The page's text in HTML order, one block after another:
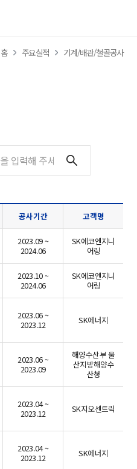
홈 주요실적 기계/배관/철골공사
공사기간 고객명
2023.09 ~
2024.06
SK에코엔지니
어링
2023.10 ~
2024.06
SK에코엔지니
어링
2023.06 ~
2023.12
SK에너지
2023.06 ~
2023.09
해양수산부 울
산지방해양수
산청
2023.04 ~
2023.12
SK지오센트릭
2023.04 ~
2023.12
SK에너지